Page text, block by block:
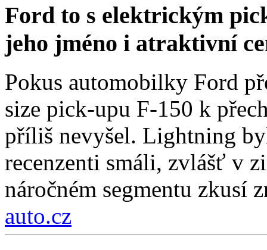
Ford to s elektrickým
jeho jméno i atraktivní
Pokus automobilky Ford
size pick-upu F-150 k
příliš nevyšel. Lightning
recenzenti smáli, zvlášť v
náročném segmentu zkusí
auto.cz